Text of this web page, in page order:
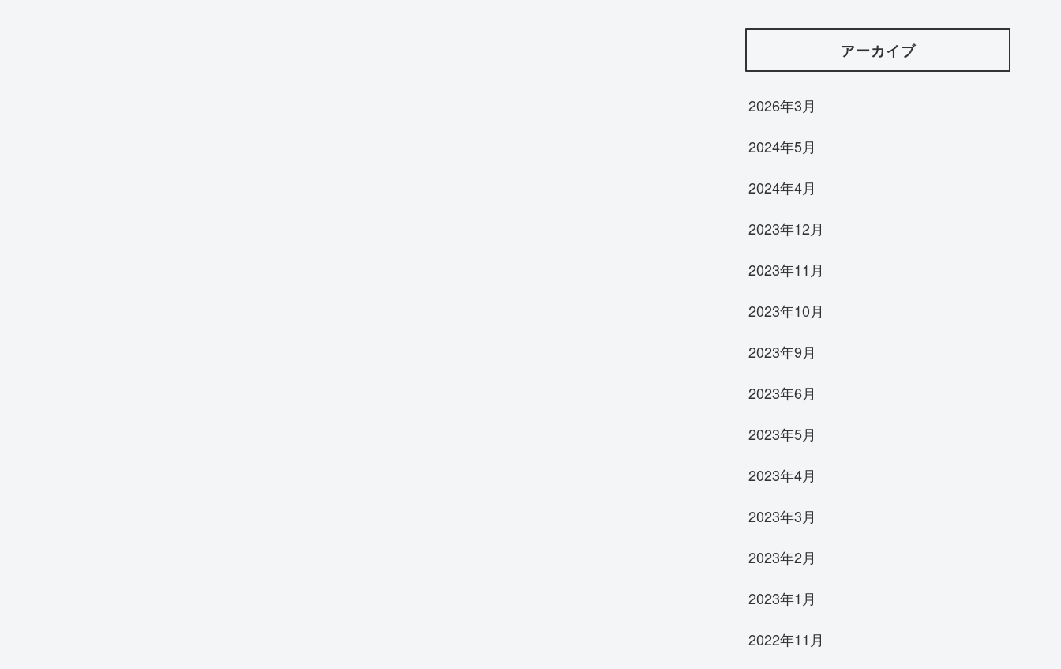
アーカイブ
2026年3月
2024年5月
2024年4月
2023年12月
2023年11月
2023年10月
2023年9月
2023年6月
2023年5月
2023年4月
2023年3月
2023年2月
2023年1月
2022年11月